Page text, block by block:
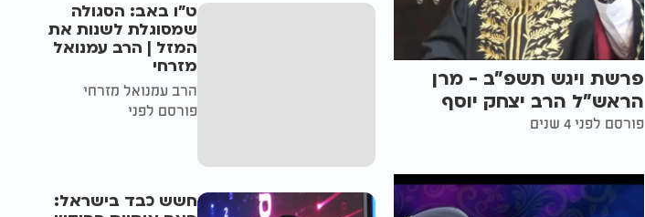
פרשת ויגש תשפ"ב - מרן
הראש"ל הרב יצחק יוסף
פורסם לפני 4 שנים
ט"ו באב: הסגולה
שמסוגלת לשנות את
המזל | הרב עמנואל
מזרחי
הרב עמנואל מזרחי
פורסם לפני
חשש כבד בישראל: